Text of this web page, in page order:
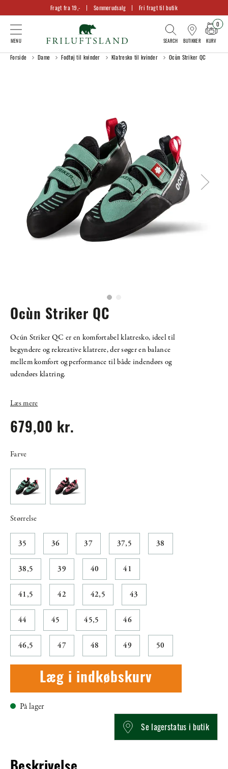
Fragt fra 19,- Sommerudsalg Fri fragt til butik
BUTIKKER KURV
0
Forside Dame Fodtøj til kvinder Klatresko til kvinder Ocùn Striker QC
Ocùn Striker QC
Ocún Striker QC er en komfortabel klatresko, ideel til
begyndere og rekreative klatrere, der søger en balance
mellem komfort og performance til både indendørs og
udendørs klatring.
Læs mere
679,00 kr.
Farve
Størrelse
35 36 37 37,5 38
38,5 39 40 41
41,5 42 42,5 43
44 45 45,5 46
46,5 47 48 49 50
Læg i indkøbskurv
På lager
Se lagerstatus i butik